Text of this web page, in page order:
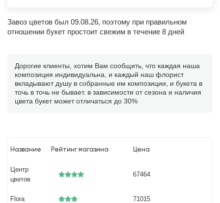
Завоз цветов был 09.08.26, поэтому при правильном
отношении букет простоит свежим в течение 8 дней
Дорогие клиенты, хотим Вам сообщить, что каждая наша
композиция индивидуальна, и каждый наш флорист
вкладывают душу в собранные им композиции, и букета в
точь в точь не бывает. в зависимости от сезона и наличия
цвета букет может отличаться до 30%
Название Рейтинг магазина Цена
Центр
цветов
67464
Flora 71015